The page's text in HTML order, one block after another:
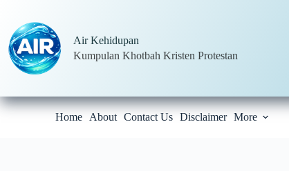
content
Air Kehidupan
Kumpulan Khotbah Kristen Protestan
Home About Contact Us Disclaimer More